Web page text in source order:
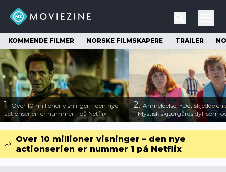
KOMMENDE FILMER NORSKE FILMSKAPERE TRAILER
1. Over 10 millioner visninger – den nye
actionserien er nummer 1 på Netflix
2. Anmeldelse: «Det skjedde
– Mystisk skjærgårdsidyll som
Over 10 millioner visninger – den nye
actionserien er nummer 1 på Netflix